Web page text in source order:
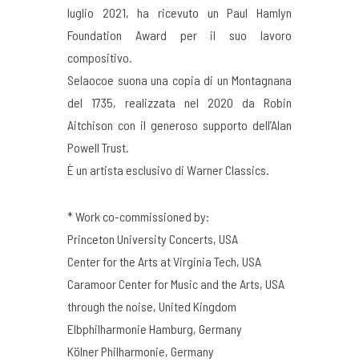
luglio 2021, ha ricevuto un Paul Hamlyn
Foundation Award per il suo lavoro
compositivo.
Selaocoe suona una copia di un Montagnana
del 1735, realizzata nel 2020 da Robin
Aitchison con il generoso supporto dell’Alan
Powell Trust.
È un artista esclusivo di Warner Classics.
* Work co-commissioned by:
Princeton University Concerts, USA
Center for the Arts at Virginia Tech, USA
Caramoor Center for Music and the Arts, USA
through the noise, United Kingdom
Elbphilharmonie Hamburg, Germany
Kölner Philharmonie, Germany